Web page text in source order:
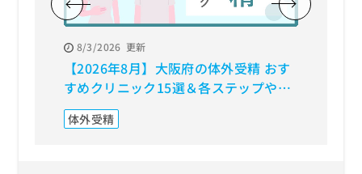
8/3/2026 更新
【2026年8月】大阪府の体外受精 おす
すめクリニック15選＆各ステップや料
金目安も解説
体外受精